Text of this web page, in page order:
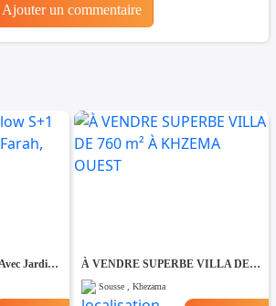
Ajouter un commentaire
A Vendre Bungalow S+1 Avec Jardin à Club Farah, Nabeul À VENDRE SUPERBE VILLA DE 760 m² À KHZEMA OUEST
Sousse , Khezama